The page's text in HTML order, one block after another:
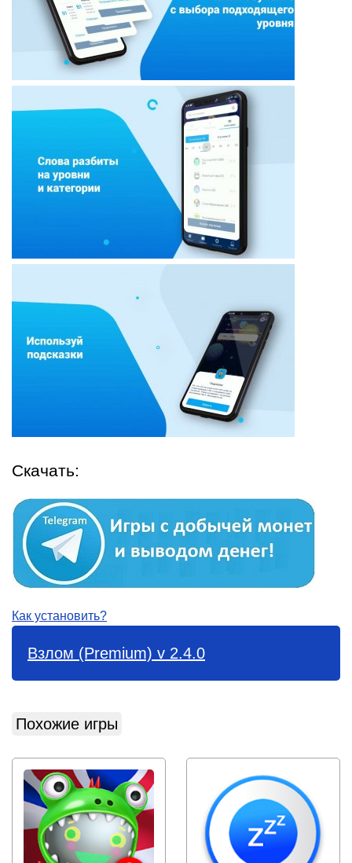
Скачать:
Как установить?
Взлом (Premium) v 2.4.0
Похожие игры